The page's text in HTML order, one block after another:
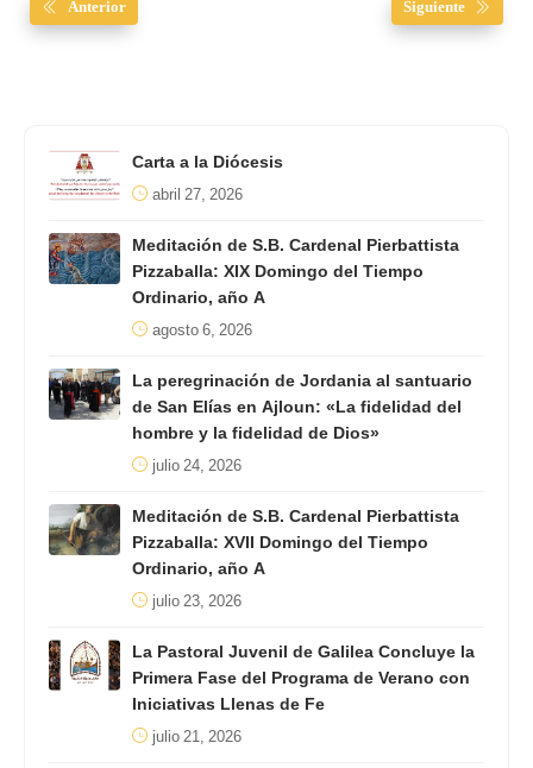
Anterior Siguiente
Carta a la Diócesis
abril 27, 2026
Meditación de S.B. Cardenal Pierbattista
Pizzaballa: XIX Domingo del Tiempo
Ordinario, año A
agosto 6, 2026
La peregrinación de Jordania al santuario
de San Elías en Ajloun: «La fidelidad del
hombre y la fidelidad de Dios»
julio 24, 2026
Meditación de S.B. Cardenal Pierbattista
Pizzaballa: XVII Domingo del Tiempo
Ordinario, año A
julio 23, 2026
La Pastoral Juvenil de Galilea Concluye la
Primera Fase del Programa de Verano con
Iniciativas Llenas de Fe
julio 21, 2026